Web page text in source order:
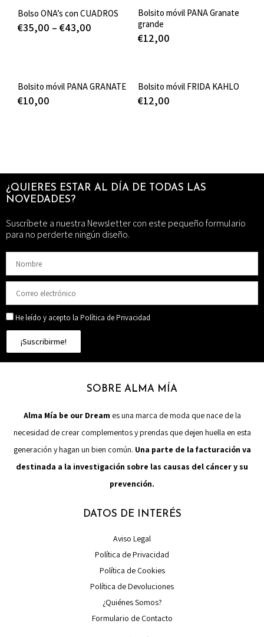
Bolso ONA’s con CUADROS
€35,00 – €43,00
Bolsito móvil PANA Granate
grande
€12,00
Bolsito móvil PANA GRANATE
€10,00
Bolsito móvil FRIDA KAHLO
€12,00
¿QUIERES ESTAR AL DÍA DE TODAS LAS
NOVEDADES?
Suscríbete a nuestra Newsletter con este pequeño formulario
para no perderte ningún diseño.
He leído y acepto la Política de Privacidad
¡Suscribirme!
SOBRE ALMA MÍA
Alma Mía be our Dream es una marca de moda que nace de la
necesidad de crear complementos y prendas que dejen huella en esta
generación y hagan un bien común. Una parte de la facturación va
destinada a la investigación sobre las causas del cáncer y su
prevención.
DATOS DE INTERÉS
Aviso Legal
Política de Privacidad
Política de Cookies
Política de Devoluciones
¿Quiénes Somos?
Formulario de Contacto